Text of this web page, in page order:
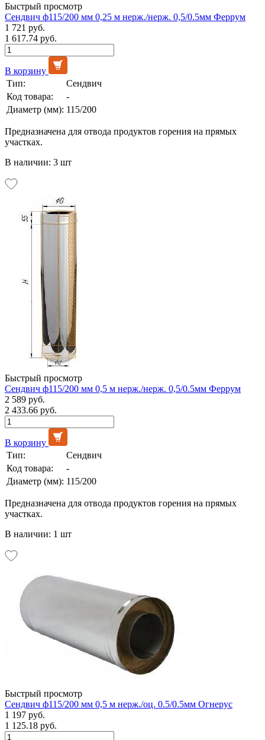
Быстрый просмотр
Сендвич ф115/200 мм 0,25 м нерж./нерж. 0,5/0.5мм Феррум
1 721 руб.
1 617.74 руб.
В корзину
Тип:
Сендвич
Код товара:
-
Диаметр (мм): 115/200
Предназначена для отвода продуктов горения на прямых
участках.
В наличии: 3 шт
Быстрый просмотр
Сендвич ф115/200 мм 0,5 м нерж./нерж. 0,5/0.5мм Феррум
2 589 руб.
2 433.66 руб.
В корзину
Тип:
Сендвич
Код товара:
-
Диаметр (мм): 115/200
Предназначена для отвода продуктов горения на прямых
участках.
В наличии: 1 шт
Быстрый просмотр
Сендвич ф115/200 мм 0,5 м нерж./оц. 0.5/0.5мм Огнерус
1 197 руб.
1 125.18 руб.